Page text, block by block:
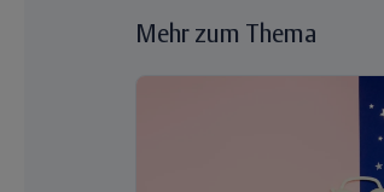
Mehr zum Thema